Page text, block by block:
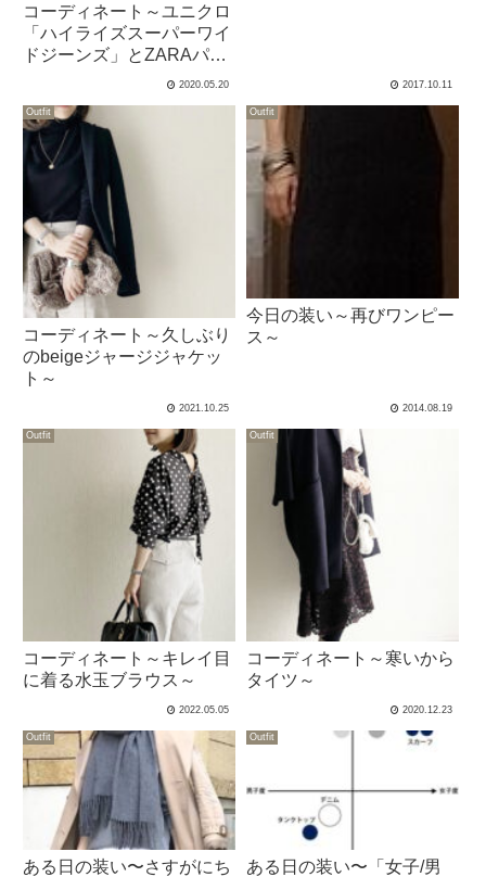
コーディネート～ユニクロ
「ハイライズスーパーワイ
ドジーンズ」とZARAパー
2020.05.20 2017.10.11
Outfit
コーディネート～久しぶり
のbeigeジャージジャケッ
ト～
2021.10.25
Outfit
今日の装い～再びワンピー
ス～
2014.08.19
Outfit
コーディネート～キレイ目
に着る水玉ブラウス～
2022.05.05
Outfit
コーディネート～寒いから
タイツ～
2020.12.23
Outfit
ある日の装い〜さすがにち
Outfit
ある日の装い〜「女子/男